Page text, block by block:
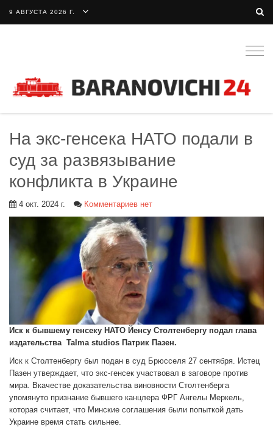
9 АВГУСТА 2026 Г.
На экс-генсека НАТО подали в
суд за развязывание
конфликта в Украине
4 окт. 2024 г. Комментариев нет
Иск к бывшему генсеку НАТО Йенсу Столтенбергу подал глава
издательства Talma studios Патрик Пазен.
Иск к Столтенбергу был подан в суд Брюсселя 27 сентября. Истец
Пазен утверждает, что экс-генсек участвовал в заговоре против
мира. Вкачестве доказательства виновности Столтенберга
упомянуто признание бывшего канцлера ФРГ Ангелы Меркель,
которая считает, что Минские соглашения были попыткой дать
Украине время стать сильнее.